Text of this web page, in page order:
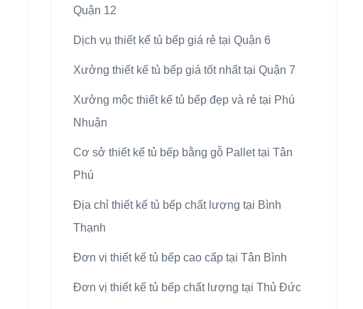
Quận 12
Dịch vụ thiết kế tủ bếp giá rẻ tại Quận 6
Xưởng thiết kế tủ bếp giá tốt nhất tại Quận 7
Xưởng mộc thiết kế tủ bếp đẹp và rẻ tại Phú
Nhuận
Cơ sở thiết kế tủ bếp bằng gỗ Pallet tại Tân
Phú
Địa chỉ thiết kế tủ bếp chất lượng tại Bình
Thạnh
Đơn vị thiết kế tủ bếp cao cấp tại Tân Bình
Đơn vị thiết kế tủ bếp chất lượng tại Thủ Đức